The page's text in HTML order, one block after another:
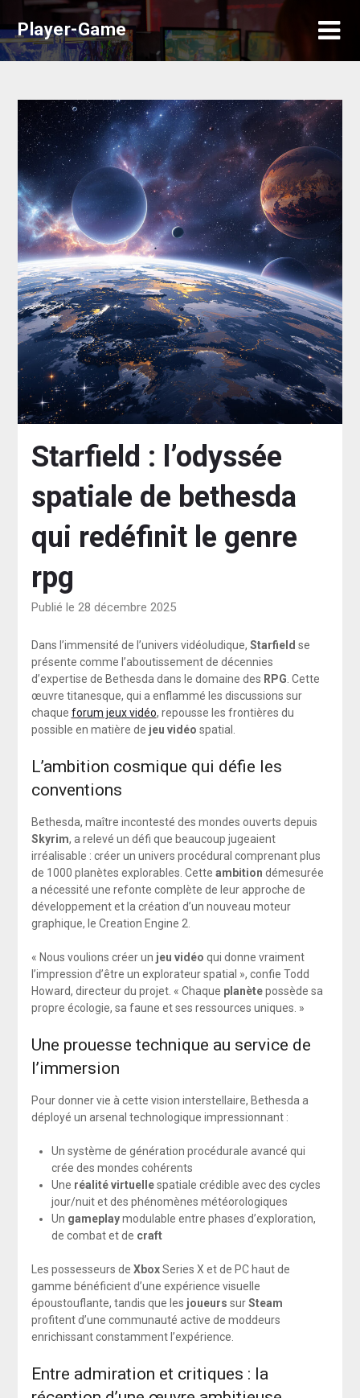
to
content
Player-Game
Starfield : l’odyssée
spatiale de bethesda
qui redéfinit le genre
rpg
Publié le 28 décembre 2025
Dans l’immensité de l’univers vidéoludique, Starfield se
présente comme l’aboutissement de décennies
d’expertise de Bethesda dans le domaine des RPG. Cette
œuvre titanesque, qui a enflammé les discussions sur
chaque forum jeux vidéo, repousse les frontières du
possible en matière de jeu vidéo spatial.
L’ambition cosmique qui défie les
conventions
Bethesda, maître incontesté des mondes ouverts depuis
Skyrim, a relevé un défi que beaucoup jugeaient
irréalisable : créer un univers procédural comprenant plus
de 1000 planètes explorables. Cette ambition démesurée
a nécessité une refonte complète de leur approche de
développement et la création d’un nouveau moteur
graphique, le Creation Engine 2.
« Nous voulions créer un jeu vidéo qui donne vraiment
l’impression d’être un explorateur spatial », confie Todd
Howard, directeur du projet. « Chaque planètepossède sa
propre écologie, sa faune et ses ressources uniques. »
Une prouesse technique au service de
l’immersion
Pour donner vie à cette vision interstellaire, Bethesda a
déployé un arsenal technologique impressionnant :
Un système de génération procédurale avancé qui
crée des mondes cohérents
Une réalité virtuellespatiale crédible avec des cycles
jour/nuit et des phénomènes météorologiques
Un gameplaymodulable entre phases d’exploration,
de combat et de craft
Les possesseurs de XboxSeries X et de PC haut de
gamme bénéficient d’une expérience visuelle
époustouflante, tandis que les joueurs surSteam
profitent d’une communauté active de moddeurs
enrichissant constamment l’expérience.
Entre admiration et critiques : la